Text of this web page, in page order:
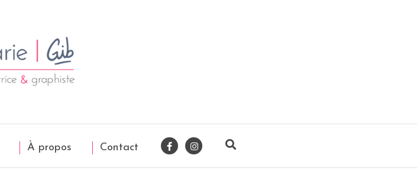
À propos Contact